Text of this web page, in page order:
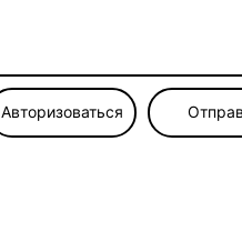
Авторизоваться